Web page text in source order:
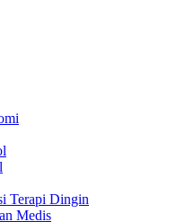
Terapi Dingin
Medis